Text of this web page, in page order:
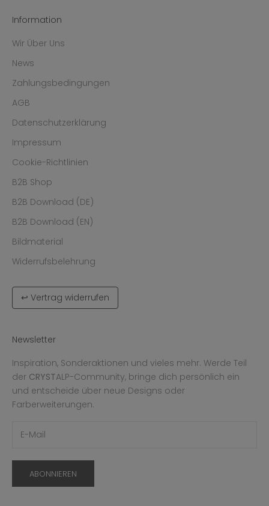
Information
Wir Über Uns
News
Zahlungsbedingungen
AGB
Datenschutzerklärung
Impressum
Cookie-Richtlinien
B2B Shop
B2B Download (DE)
B2B Download (EN)
Bildmaterial
Widerrufsbelehrung
↩ Vertrag widerrufen
Newsletter
Inspiration, Sonderaktionen und vieles mehr. Werde Teil
der CRYSTALP-Community, bringe dich persönlich ein
und entscheide über neue Designs oder
Farberweiterungen.
ABONNIEREN